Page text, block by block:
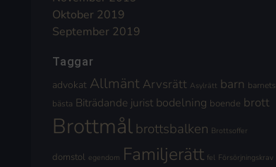
Oktober 2019
September 2019
Taggar
advokat Allmänt Arvsrätt Asylrätt barn barnets
bästa Biträdande jurist bodelning boende brott
Brottmålbrottsbalken Brottsoffer
domstol egendom Familjerätt fel Försörjningskrav